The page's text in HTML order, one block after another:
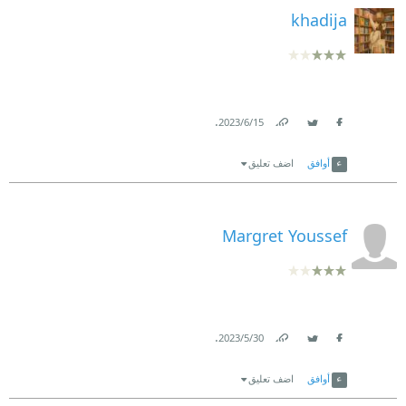
khadija
15‏/6‏/2023
.
أوافق اضف تعليق
Margret Youssef
30‏/5‏/2023
.
أوافق اضف تعليق